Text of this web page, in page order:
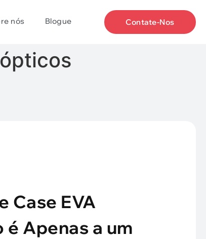
nós Blogue Contate-Nos
Case EVA
é Apenas a um